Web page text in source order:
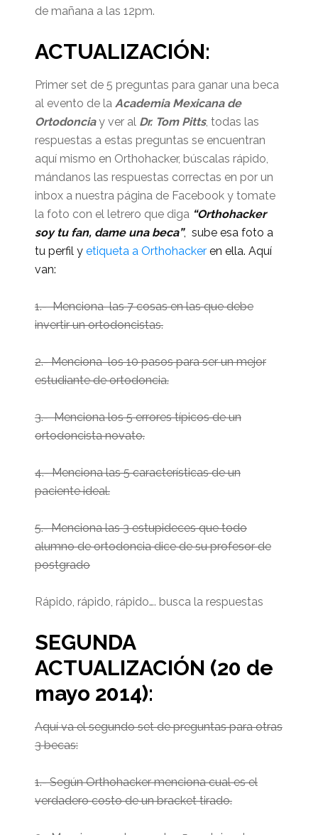
de mañana a las 12pm.
ACTUALIZACIÓN:
Primer set de 5 preguntas para ganar una beca
al evento de la Academia Mexicana de
Ortodonciay ver al Dr. Tom Pitts, todas las
respuestas a estas preguntas se encuentran
aquí mismo en Orthohacker, búscalas rápido,
mándanos las respuestas correctas en por un
inbox a nuestra página de Facebook y tomate
la foto con el letrero que diga “Orthohacker
soy tu fan, dame una beca”, sube esa foto a
tu perfil y etiqueta a Orthohackeren ella. Aquí
van:
1.- Menciona las 7 cosas en las que debe
invertir un ortodoncistas.
2.- Menciona los 10 pasos para ser un mejor
estudiante de ortodoncia.
3.- Menciona los 5 errores típicos de un
ortodoncista novato.
4.- Menciona las 5 características de un
paciente ideal.
5.- Menciona las 3 estupideces que todo
alumno de ortodoncia dice de su profesor de
postgrado
Rápido, rápido, rápido…. busca la respuestas
SEGUNDA
ACTUALIZACIÓN (20 de
mayo 2014):
Aquí va el segundo set de preguntas para otras
3 becas:
1.- Según Orthohacker menciona cual es el
verdadero costo de un bracket tirado.